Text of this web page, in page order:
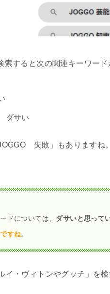
索すると次の関連キーワー
サい
失敗」もありますね
ドについては、 ダサいと思って
すね。
イ・ヴィトンやグッチ」を